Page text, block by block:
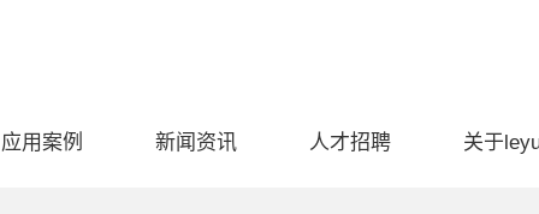
应用案例 新闻资讯 人才招聘 关于